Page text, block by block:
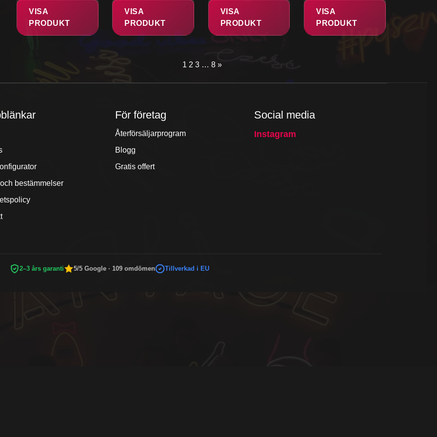
VISA
PRODUKT
VISA
PRODUKT
VISA
PRODUKT
VISA
PRODUKT
1 2 3 … 8 »
bestämmelser
För företag
Återförsäljarprogram
Blogg
Gratis offert
Social media
Instagram
2–3 års garanti 5/5 Google · 109 omdömen Tillverkad i EU